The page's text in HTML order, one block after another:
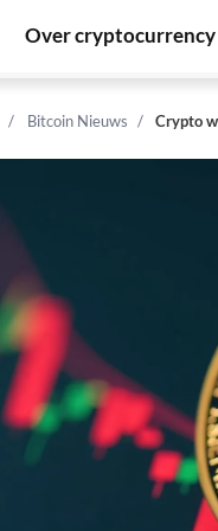
Over cryptocurrency
Bitcoin Nieuws Crypto